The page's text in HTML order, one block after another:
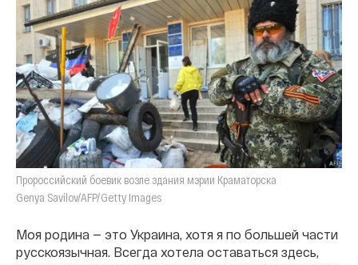
Пророссийский боевик возле здания мэрии Краматорска
Genya Savilov/AFP/Getty Images
Моя родина — это Украина, хотя я по большей части
русскоязычная. Всегда хотела оставаться здесь,